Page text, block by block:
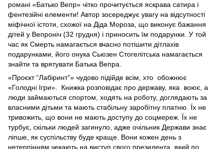
романі «Батько Вепр» чітко прочитується яскрава сатира і
фентезійні елементи! Автор зосереджує увагу на відсутності
міфічної істоти, схожої на Діда Мороза, що виконує бажання
дітей у Вепроніч (32 грудня) і приносить їм подарунки. У той
час як Смерть намагається вчасно потішити дітлахів
подарунками, його онука Сьюзен Стогелітська намагається
знайти та врятувати Батька Вепра.
«Проєкт “Лабіринт”» чудово підійде всім, хто обожнює
«Голодні Ігри». Книжка розповідає про державу, яка воює, а
люди займаються спортом, ходять на роботу, доглядають за
власними дітьми та мають стабільну заробітну платню. Їх не
тривожить, що вони не мають доступу до соцмереж. Їх не
турбує, скільки людей загинуло, адже очільник Держави знає
ліпше, як суспільству буде краще. Вони кожен день з
нетерпінням чекають на виступ свого президента, який по